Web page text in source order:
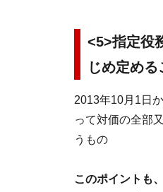
<5>指定役
じめ定める
2013年10月1日
って対価の全部
うもの
このポイントも